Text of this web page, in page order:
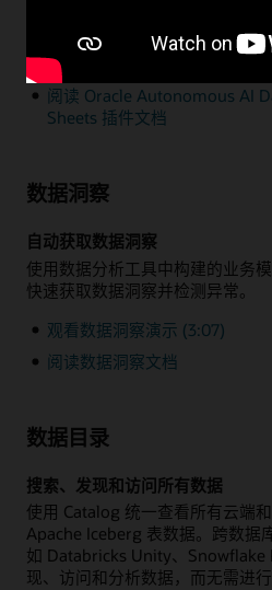
阅读 Oracle Autonomous AI
文档
阅读 Oracle Autonomous AI
Sheets 插件文档
数据洞察
自动获取数据洞察
使用数据分析工具中构建的业务
快速获取数据洞察并检测异常。
观看数据洞察演示 (3:07)
阅读数据洞察文档
数据目录
搜索、发现和访问所有数据
使用 Catalog 统一查看所有云端
Apache Iceberg 表数据。跨数据
如 Databricks Unity、Snowflake
现、访问和分析数据，而无需进行